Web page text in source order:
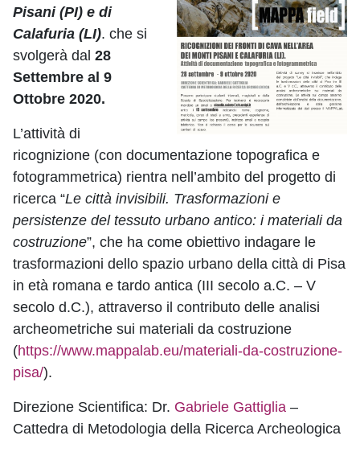
Pisani (PI) e di
Calafuria (LI). che si
svolgerà dal 28
Settembre al 9
Ottobre 2020.
L’attività di
ricognizione (con documentazione topografica e
fotogrammetrica) rientra nell’ambito del progetto di
ricerca “Le città invisibili. Trasformazioni e
persistenze del tessuto urbano antico: i materiali da
costruzione”, che ha come obiettivo indagare le
trasformazioni dello spazio urbano della città di Pisa
in età romana e tardo antica (III secolo a.C. – V
secolo d.C.), attraverso il contributo delle analisi
archeometriche sui materiali da costruzione
(https://www.mappalab.eu/materiali-da-costruzione-
pisa/).
Direzione Scientifica: Dr. Gabriele Gattiglia –
Cattedra di Metodologia della Ricerca Archeologica